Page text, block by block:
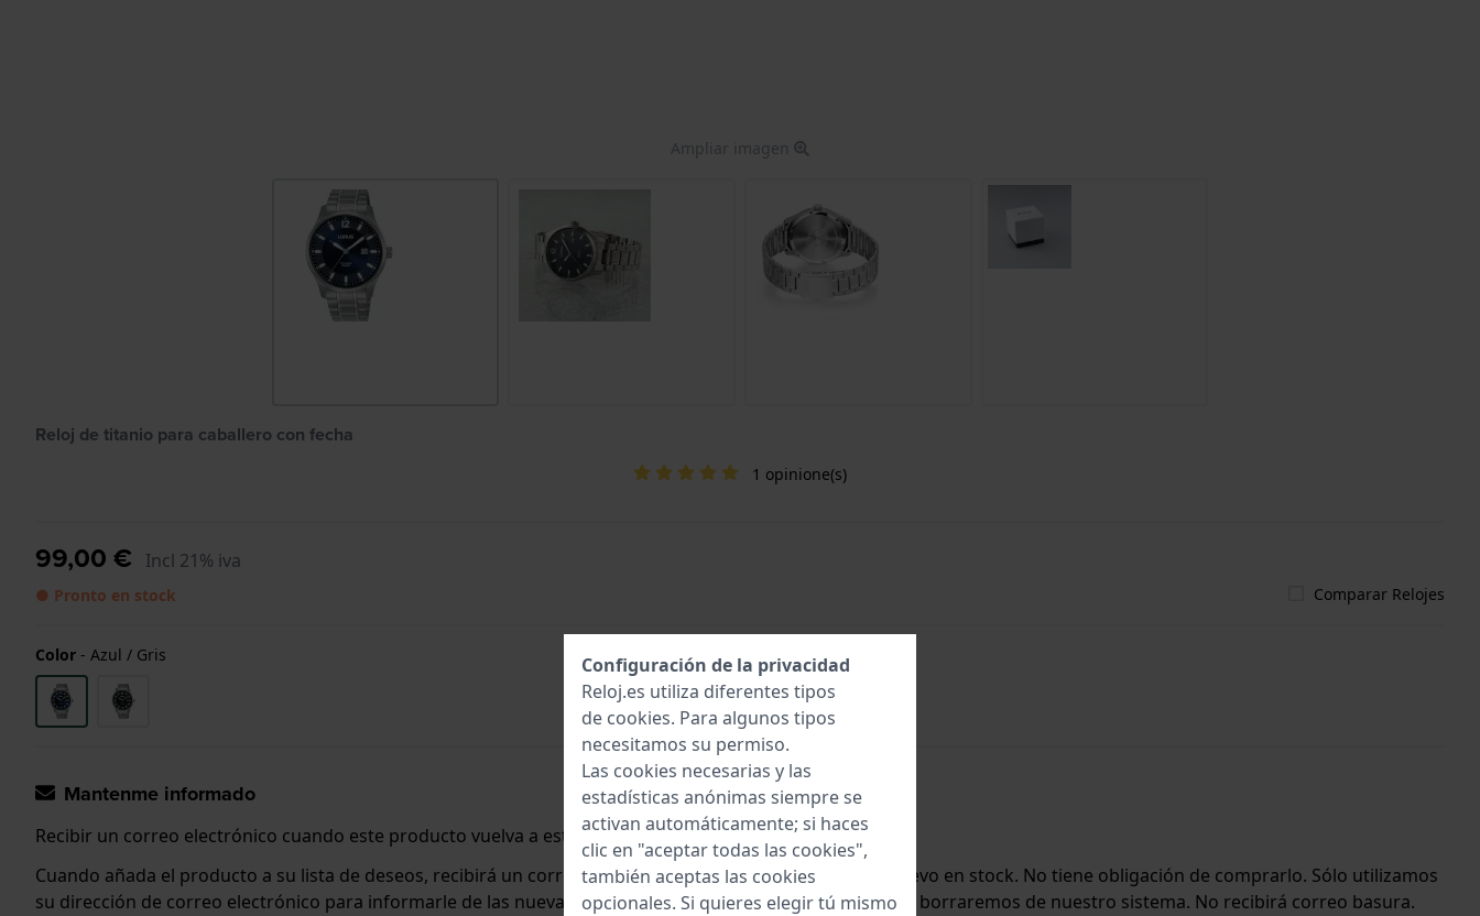
Ampliar imagen
Reloj de titanio para caballero con fecha
1 opinione(s)
99,00 € Incl 21% iva
● Pronto en stock Comparar Relojes
Color - Azul / Gris
Mantenme informado
Recibir un correo electrónico cuando este producto vuelva a estar disponible.
Cuando añada el producto a su lista de deseos, recibirá un correo electrónico cuando lo tengamos de nuevo en stock. No tiene obligación de comprarlo. Sólo utilizamos
su dirección de correo electrónico para informarle de las nuevas existencias. Inmediatamente después, la borraremos de nuestro sistema. No recibirá correo basura.
Configuración de la privacidad
Reloj.es utiliza diferentes tipos
de cookies. Para algunos tipos
necesitamos su permiso.
Las cookies necesarias y las
estadísticas anónimas siempre se
activan automáticamente; si haces
clic en "aceptar todas las cookies",
también aceptas las cookies
opcionales. Si quieres elegir tú mismo